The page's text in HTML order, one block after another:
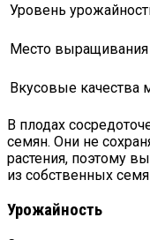
Уровень
Место выращивания
Вкусовые качества
В плодах
семян. Они не
растения, поэтому
из собственных
Урожайность